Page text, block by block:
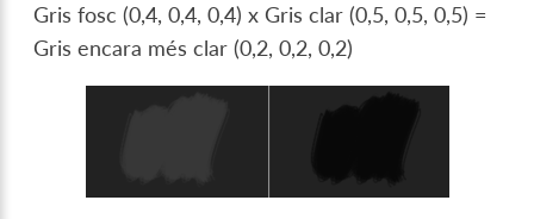
Gris fosc (0,4, 0,4, 0,4) x Gris clar (0,5, 0,5, 0,5) =
Gris encara més clar (0,2, 0,2, 0,2)